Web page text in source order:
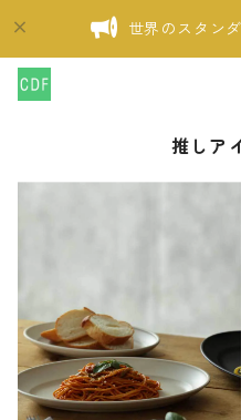
世界のスタン
推しア